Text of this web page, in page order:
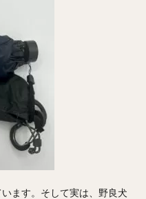
ます。そして実は、野良犬